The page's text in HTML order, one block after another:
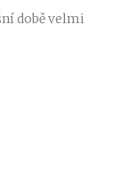
době velmi